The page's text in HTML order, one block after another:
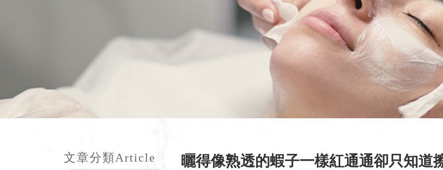
文章分類Article 曬得像熟透的蝦子一樣紅通通卻只知道